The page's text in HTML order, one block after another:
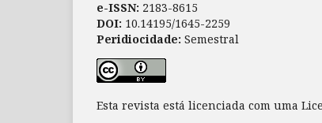
e-ISSN: 2183-8615
DOI: 10.14195/1645-2259
Peridiocidade: Semestral
Esta revista está licenciada com uma